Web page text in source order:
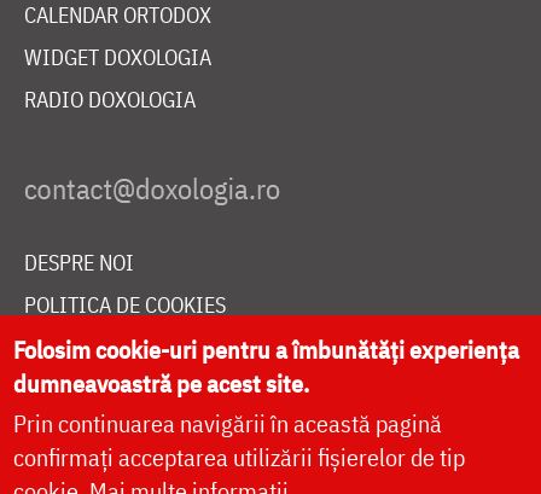
CALENDAR ORTODOX
WIDGET DOXOLOGIA
RADIO DOXOLOGIA
DESPRE NOI
POLITICA DE COOKIES
DONEAZĂ ONLINE PENTRU CATEDRALA NAȚIONALĂ
LIVE
Folosim cookie-uri pentru a îmbunătăți experiența
dumneavoastră pe acest site.
Prin continuarea navigării în această pagină
confirmați acceptarea utilizării fișierelor de tip